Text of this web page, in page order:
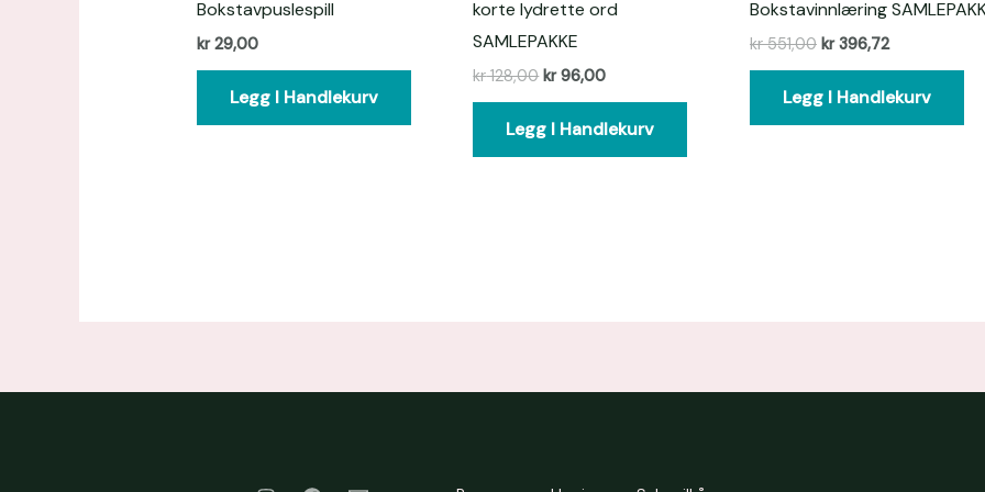
Bokstavpuslespill
kr29,00
Legg I Handlekurv
korte lydrette ord
SAMLEPAKKE
kr128,00 kr96,00
Legg I Handlekurv
Bokstavinnlæring
kr551,00 kr396,72
Legg I Handlekurv